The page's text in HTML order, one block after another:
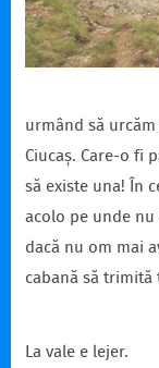
urmând să
Ciucaș. Care-o fi
să existe una! În
acolo pe unde
dacă nu om mai
cabană să
La vale e lejer.